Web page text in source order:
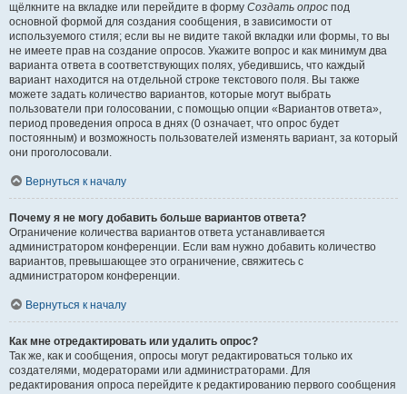
щёлкните на вкладке или перейдите в форму Создать опрос под
основной формой для создания сообщения, в зависимости от
используемого стиля; если вы не видите такой вкладки или формы, то вы
не имеете прав на создание опросов. Укажите вопрос и как минимум два
варианта ответа в соответствующих полях, убедившись, что каждый
вариант находится на отдельной строке текстового поля. Вы также
можете задать количество вариантов, которые могут выбрать
пользователи при голосовании, с помощью опции «Вариантов ответа»,
период проведения опроса в днях (0 означает, что опрос будет
постоянным) и возможность пользователей изменять вариант, за который
они проголосовали.
Вернуться к началу
Почему я не могу добавить больше вариантов ответа?
Ограничение количества вариантов ответа устанавливается
администратором конференции. Если вам нужно добавить количество
вариантов, превышающее это ограничение, свяжитесь с
администратором конференции.
Вернуться к началу
Как мне отредактировать или удалить опрос?
Так же, как и сообщения, опросы могут редактироваться только их
создателями, модераторами или администраторами. Для
редактирования опроса перейдите к редактированию первого сообщения